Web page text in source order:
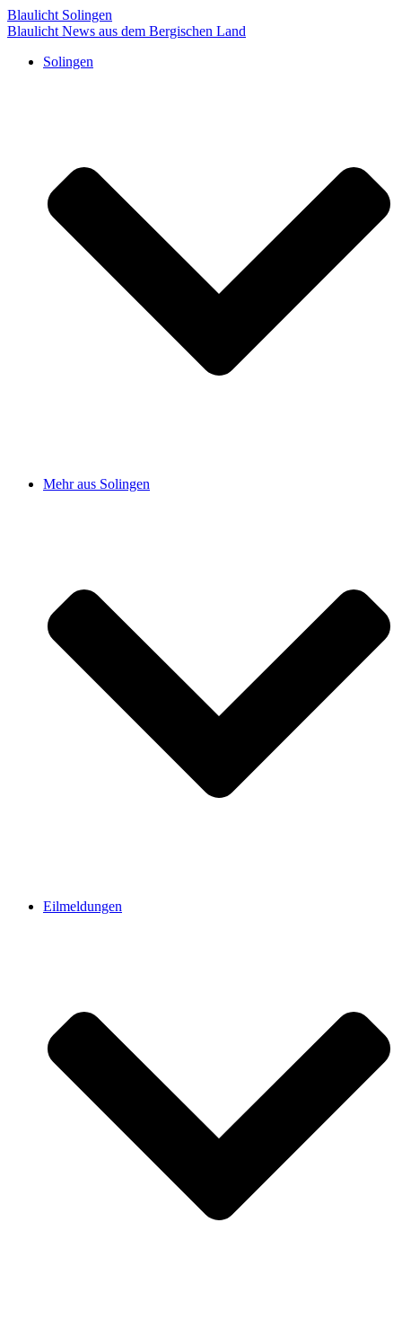
Blaulicht Solingen
Blaulicht News aus dem Bergischen Land
Solingen
Mehr aus Solingen
Eilmeldungen